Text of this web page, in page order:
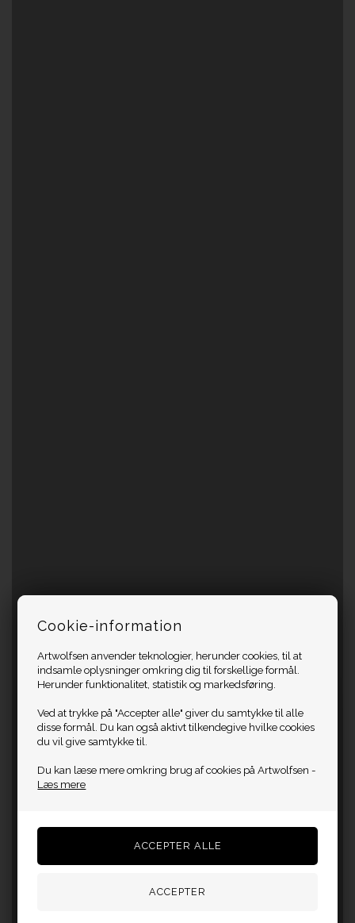
Cookie-information
Artwolfsen anvender teknologier, herunder cookies, til at
indsamle oplysninger omkring dig til forskellige formål.
Herunder funktionalitet, statistik og markedsføring.
Ved at trykke på "Accepter alle" giver du samtykke til alle
disse formål. Du kan også aktivt tilkendegive hvilke cookies
du vil give samtykke til.
Du kan læse mere omkring brug af cookies på Artwolfsen -
Læs mere